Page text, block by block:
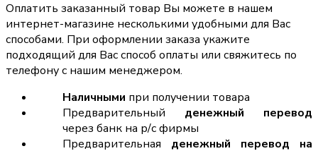
Оплатить заказанный товар Вы можете в нашем
интернет-магазине несколькими удобными для Вас
способами. При оформлении заказа укажите
подходящий для Вас способ оплаты или свяжитесь по
телефону с нашим менеджером.
Наличными при получении товара
Предварительный денежный перевод
через банк на р/с фирмы
Предварительная денежный перевод на